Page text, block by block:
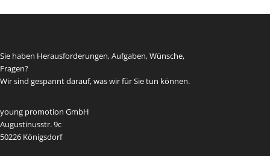
Sie haben Herausforderungen, Aufgaben, Wünsche,
Fragen?
Wir sind gespannt darauf, was wir für Sie tun können.
young promotion GmbH
Augustinusstr. 9c
50226 Königsdorf